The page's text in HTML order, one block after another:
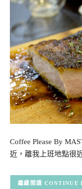
Coffee Please By
近，離我上班地點很
CONTINUE